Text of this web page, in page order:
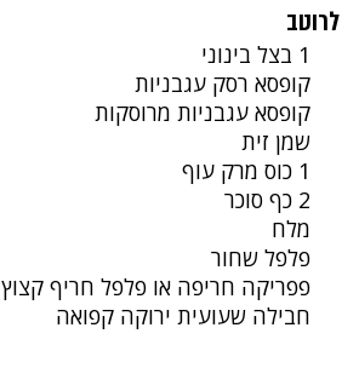
לרוטב
1 בצל בינוני
קופסא רסק עגבניות
קופסא עגבניות מרוסקות
שמן זית
1 כוס מרק עוף
2 כף סוכר
מלח
פלפל שחור
פפריקה חריפה או פלפל חריף קצוץ
חבילה שעועית ירוקה קפואה